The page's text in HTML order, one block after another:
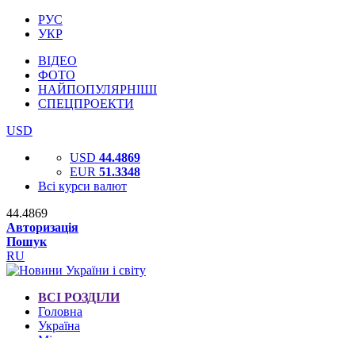
РУС
УКР
ВІДЕО
ФОТО
НАЙПОПУЛЯРНІШІ
СПЕЦПРОЕКТИ
USD
USD 44.4869
EUR 51.3348
Всі курси валют
44.4869
Авторизація
Пошук
RU
ВСІ РОЗДІЛИ
Головна
Україна